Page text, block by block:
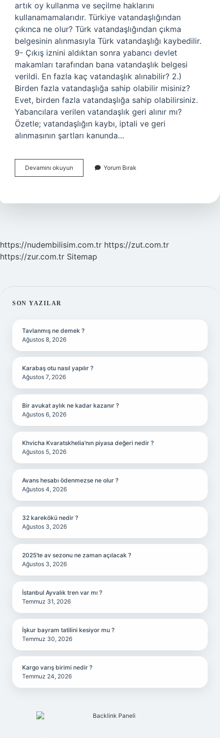
artık oy kullanma ve seçilme haklarını
kullanamamalarıdır. Türkiye vatandaşlığından
çıkınca ne olur? Türk vatandaşlığından çıkma
belgesinin alınmasıyla Türk vatandaşlığı kaybedilir.
9- Çıkış iznini aldıktan sonra yabancı devlet
makamları tarafından bana vatandaşlık belgesi
verildi. En fazla kaç vatandaşlık alınabilir? 2.)
Birden fazla vatandaşlığa sahip olabilir misiniz?
Evet, birden fazla vatandaşlığa sahip olabilirsiniz.
Yabancılara verilen vatandaşlık geri alınır mı?
Özetle; vatandaşlığın kaybı, iptali ve geri
alınmasının şartları kanunda…
Devamını okuyun
Vatandaşlığından
Tekrar
Yorum Bırak
https://nudembilisim.com.tr https://zut.com.tr
https://zur.com.tr Sitemap
SIDEBAR
SON YAZILAR
Tavlanmış ne demek ?
Ağustos 8, 2026
Karabaş otu nasıl yapılır ?
Ağustos 7, 2026
Bir avukat aylık ne kadar kazanır ?
Ağustos 6, 2026
Khvicha Kvaratskhelia’nın piyasa değeri nedir ?
Ağustos 5, 2026
Avans hesabı ödenmezse ne olur ?
Ağustos 4, 2026
32 karekökü nedir ?
Ağustos 3, 2026
2025’te av sezonu ne zaman açılacak ?
Ağustos 3, 2026
İstanbul Ayvalık tren var mı ?
Temmuz 31, 2026
İşkur bayram tatilini kesiyor mu ?
Temmuz 30, 2026
Kargo varış birimi nedir ?
Temmuz 24, 2026